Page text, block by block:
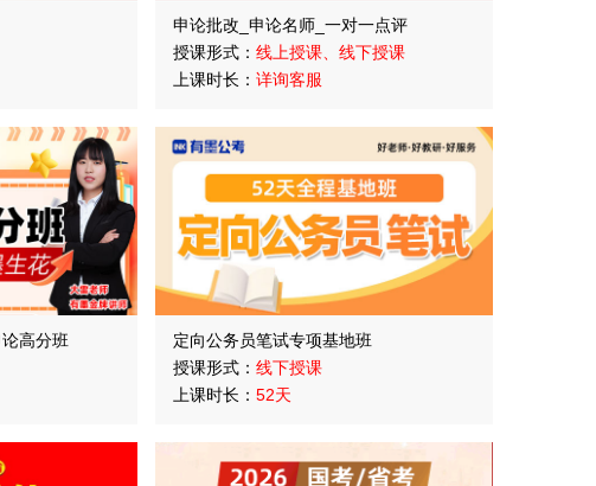
申论批改_申论名师_一对一点评
授课形式： 线上授课、线下授课
上课时长： 详询客服
高分班
定向公务员笔试专项基地班
授课形式： 线下授课
上课时长： 52天